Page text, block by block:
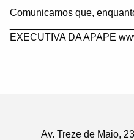
Comunicamos que,
EXECUTIVA DA APAPE
Av. Treze de Maio,